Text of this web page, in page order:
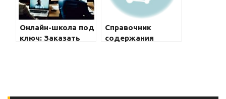
комфорту
Онлайн-школа под
ключ: Заказать
Справочник
содержания